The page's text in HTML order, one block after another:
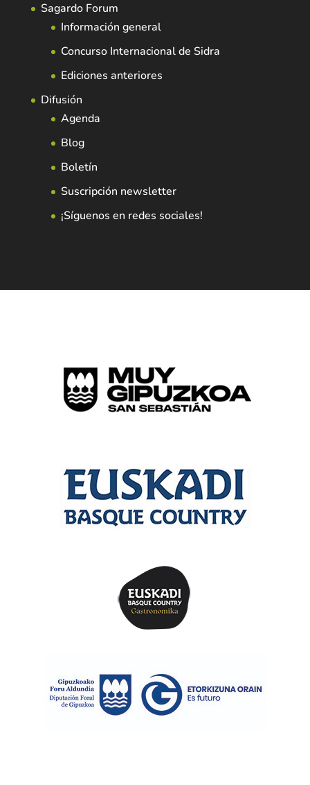
Sagardo Forum
Información general
Concurso Internacional de Sidra
Ediciones anteriores
Difusión
Agenda
Blog
Boletín
Suscripción newsletter
¡Síguenos en redes sociales!